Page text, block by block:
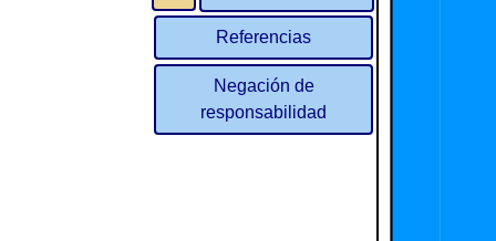
Referencias
Negación de
responsabilidad